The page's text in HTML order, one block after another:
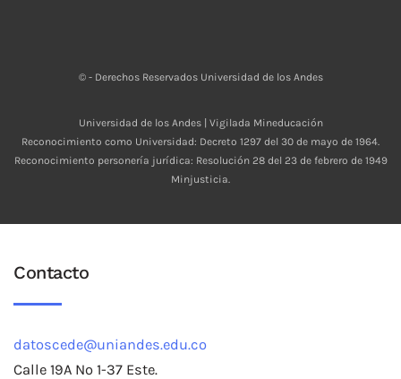
© - Derechos Reservados Universidad de los Andes
Universidad de los Andes | Vigilada Mineducación
Reconocimiento como Universidad: Decreto 1297 del 30 de mayo de 1964.
Reconocimiento personería jurídica: Resolución 28 del 23 de febrero de 1949
Minjusticia.
Contacto
datoscede@uniandes.edu.co
Calle 19A No 1-37 Este.